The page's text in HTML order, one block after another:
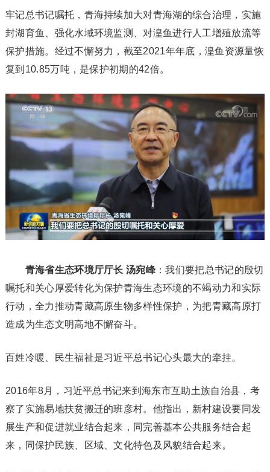
牢记总书记嘱托，青海持续加大对青海湖的综合治理，实施
封湖育鱼、强化水域环境监测、对湟鱼进行人工增殖放流等
保护措施。经过不懈努力，截至2021年年底，湟鱼资源量恢
复到10.85万吨，是保护初期的42倍。
青海省生态环境厅厅长 汤宛峰 ：我们要把总书记的殷切
嘱托和关心厚爱转化为保护青海生态环境的不竭动力和实际
行动，全力推动青藏高原生物多样性保护，为把青藏高原打
造成为生态文明高地不懈奋斗。
百姓冷暖、民生福祉是习近平总书记心头最大的牵挂。
2016年8月，习近平总书记来到海东市互助土族自治县，考
察了实施易地扶贫搬迁的班彦村。他指出，新村建设要同发
展生产和促进就业结合起来，同完善基本公共服务结合起
来，同保护民族、区域、文化特色及风貌结合起来。